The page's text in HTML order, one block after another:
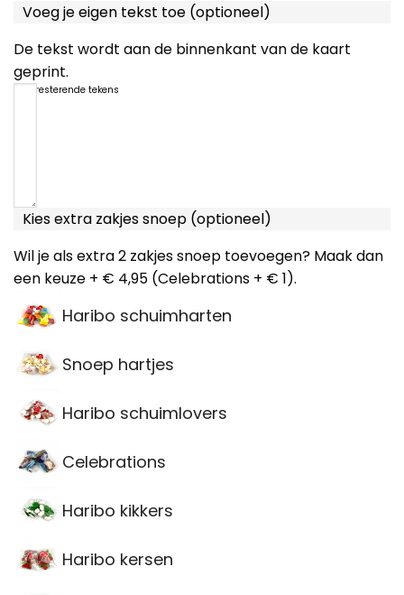
Voeg je eigen tekst toe (optioneel)
De tekst wordt aan de binnenkant van de kaart
geprint.
resterende tekens
Kies extra zakjes snoep (optioneel)
Wil je als extra 2 zakjes snoep toevoegen? Maak dan
een keuze + € 4,95 (Celebrations + € 1).
Haribo schuimharten
Snoep hartjes
Haribo schuimlovers
Celebrations
Haribo kikkers
Haribo kersen